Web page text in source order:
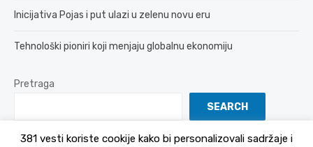
Inicijativa Pojas i put ulazi u zelenu novu eru
Tehnološki pioniri koji menjaju globalnu ekonomiju
Pretraga
SEARCH
381 vesti koriste cookije kako bi personalizovali sadržaje i